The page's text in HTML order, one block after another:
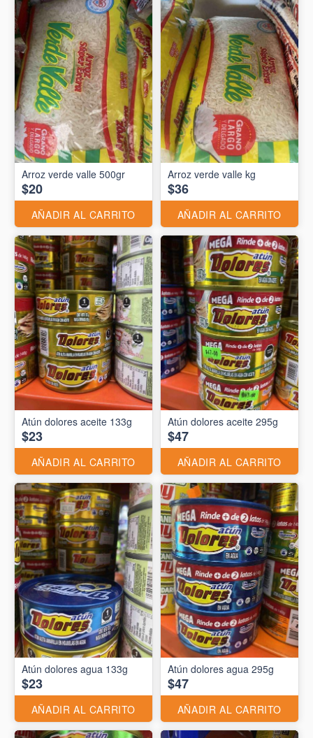
Arroz verde valle 500gr
$20
AÑADIR AL CARRITO
Arroz verde valle kg
$36
AÑADIR AL CARRITO
Atún dolores aceite 133g
$23
AÑADIR AL CARRITO
Atún dolores aceite 295g
$47
AÑADIR AL CARRITO
Atún dolores agua 133g
$23
AÑADIR AL CARRITO
Atún dolores agua 295g
$47
AÑADIR AL CARRITO